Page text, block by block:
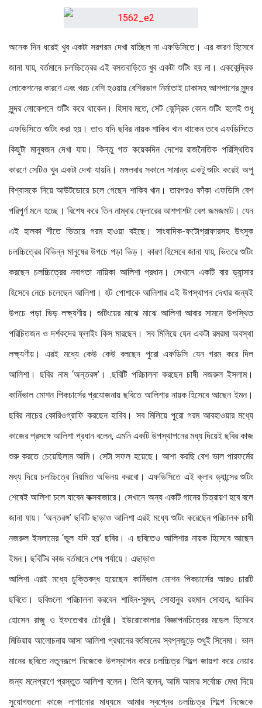
অনেক দিন ধরেই খুব একটা সরগরম দেখা যাচ্ছিল না এফডিসিতে। এর কারণ হিসেবে
জানা যায়, বর্তমানে চলচ্চিত্রের এই বসতবাড়িতে খুব একটা শুটিং হয় না। এককেন্দ্রিক
লোকেশনের কারণে এবং খরচ বেশি হওয়ায় বেশিরভাগ নির্মাতাই ঢাকাসহ আশপাশের সুন্দর
সুন্দর লোকেশনে শুটিং করে থাকেন। হিসাব মতে, সেট কেন্দ্রিক কোন শুটিং হলেই শুধু
এফডিসিতে শুটিং করা হয়। তাও যদি ছবির নায়ক শাকিব খান থাকেন তবে এফডিসিতে
কিছুটা মানুষজন দেখা যায়। কিন্তু গত কয়েকদিন দেশের রাজনৈতিক পরিস্থিতির
কারণে সেটিও খুব একটা দেখা যায়নি। মঙ্গলবার সকালে সামান্য একটু শুটিং করেই অপু
বিশ্বাসকে নিয়ে আউটডোরে চলে গেছেন শাকিব খান। তারপরও ফাঁকা এফডিসি বেশ
পরিপূর্ণ মনে হচ্ছে। বিশেষ করে তিন নাম্বার ফ্লোরের আশপাশটা বেশ জমজমাট। যেন
এই হালকা শীতে ভিতরে গরম হাওয়া বইছে। সাংবাদিক-ফটোগ্রাফারসহ উৎসুক
চলচ্চিত্রের বিভিন্ন মানুষের উপচে পড়া ভিড়। কারণ হিসেবে জানা যায়, ভিতরে শুটিং
করছেন চলচ্চিত্রের নবাগতা নায়িকা আলিশা প্রধান। সেখানে একটি বার ড্যান্সার
হিসেবে নেচে চলেছেন আলিশা। হট পোশাকে আলিশার এই উপস্থাপন দেখার জন্যই
উপচে পড়া ভিড় লক্ষ্যণীয়। শুটিংয়ের মাঝে মাঝে আলিশা আবার সামনে উপস্থিত
পরিচিতজন ও দর্শকদের ফ্লাইং কিস মারছেন। সব মিলিয়ে যেন একটা রমরমা অবস্থা
লক্ষ্যণীয়। এরই মধ্যে কেউ কেউ বলছেন পুরো এফডিসি যেন গরম করে দিল
আলিশা। ছবির নাম ‘অন্তরঙ্গ’। .ছবিটি পরিচালনা করছেন চাষী নজরুল ইসলাম।
কার্নিভাল মোশন পিকচার্সের প্রযোজনায় ছবিতে আলিশার নায়ক হিসেবে আছেন ইমন।
ছবির নাচের কোরিওগ্রাফি করছেন হাবিব। সব মিলিয়ে পুরো গরম আবহাওয়ার মধ্যে
কাজের প্রসঙ্গে আলিশা প্রধান বলেন, এমনি একটি উপস্থাপনের মধ্য দিয়েই ছবির কাজ
শুরু করতে চেয়েছিলাম আমি। সেটা সফল হয়েছে। আশা করছি বেশ ভাল পারফর্মের
মধ্য দিয়ে চলচ্চিত্রে নিয়মিত অভিনয় করবো। এফডিসিতে এই ক্লাব ড্যান্সের শুটিং
শেষেই আলিশা চলে যাবেন কক্সবাজারে। সেখানে অন্য একটি গানের চিত্রায়ণ হবে বলে
জানা যায়। ‘অন্তরঙ্গ’ ছবিটি ছাড়াও আলিশা এরই মধ্যে শুটিং করেছেন পরিচালক চাষী
নজরুল ইসলামের ‘ভুল যদি হয়’ ছবির। এ ছবিতেও আলিশার নায়ক হিসেবে আছেন
ইমন। ছবিটির কাজ বর্তমানে শেষ পর্যায়ে। এছাড়াও
আলিশা এরই মধ্যে চুক্তিবদ্ধ হয়েছেন কার্নিভাল মোশন পিকচার্সের আরও চারটি
ছবিতে। ছবিগুলো পরিচালনা করবেন শাহিন-সুমন, সোহানুর রহমান সোহান, জাকির
হোসেন রাজু ও ইফতেখার চৌধুরী। ইউরোকোলার বিজ্ঞাপনচিত্রের মডেল হিসেবে
মিডিয়ায় আলোচনায় আসা আলিশা প্রধানের বর্তমানের স্বপ্নজুড়ে শুধুই সিনেমা। ভাল
মানের ছবিতে নতুনরূপে নিজেকে উপস্থাপন করে চলচ্চিত্র শিল্পে জায়গা করে নেয়ার
জন্য মনেপ্রাণে প্রস্তুত আলিশা বলেন। তিনি বলেন, আমি আমার সর্বোচ্চ মেধা দিয়ে
সুযোগগুলো কাজে লাগানোর মাধ্যমে আমার স্বপ্নের চলচ্চিত্র শিল্পে নিজেকে